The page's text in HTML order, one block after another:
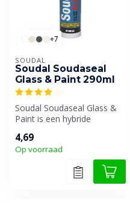
+7
SOUDAL
Soudal Soudaseal
Glass & Paint 290ml
Soudal Soudaseal Glass &
Paint is een hybride
ontwikkeld...
4,69
Op voorraad